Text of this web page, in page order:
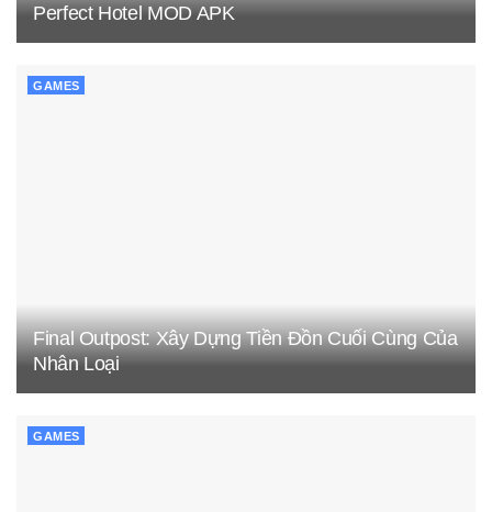
Perfect Hotel MOD APK
GAMES
Final Outpost: Xây Dựng Tiền Đồn Cuối Cùng Của
Nhân Loại
GAMES